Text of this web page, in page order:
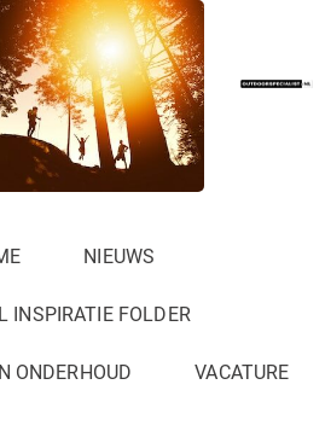
NIEUWS
INSPIRATIE FOLDER
ONDERHOUD VACATURE